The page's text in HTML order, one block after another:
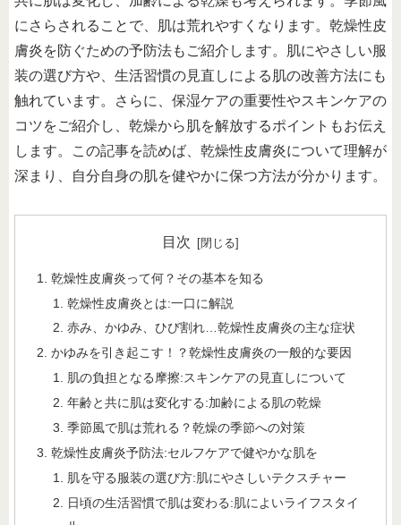
にさらされることで、肌は荒れやすくなります。乾燥性皮
膚炎を防ぐための予防法もご紹介します。肌にやさしい服
装の選び方や、生活習慣の見直しによる肌の改善方法にも
触れています。さらに、保湿ケアの重要性やスキンケアの
コツをご紹介し、乾燥から肌を解放するポイントもお伝え
します。この記事を読めば、乾燥性皮膚炎について理解が
深まり、自分自身の肌を健やかに保つ方法が分かります。
目次
乾燥性皮膚炎って何？その基本を知る
乾燥性皮膚炎とは:一口に解説
赤み、かゆみ、ひび割れ…乾燥性皮膚炎の主な症状
かゆみを引き起こす！？乾燥性皮膚炎の一般的な要因
肌の負担となる摩擦:スキンケアの見直しについて
年齢と共に肌は変化する:加齢による肌の乾燥
季節風で肌は荒れる？乾燥の季節への対策
乾燥性皮膚炎予防法:セルフケアで健やかな肌を
肌を守る服装の選び方:肌にやさしいテクスチャー
日頃の生活習慣で肌は変わる:肌によいライフスタイ